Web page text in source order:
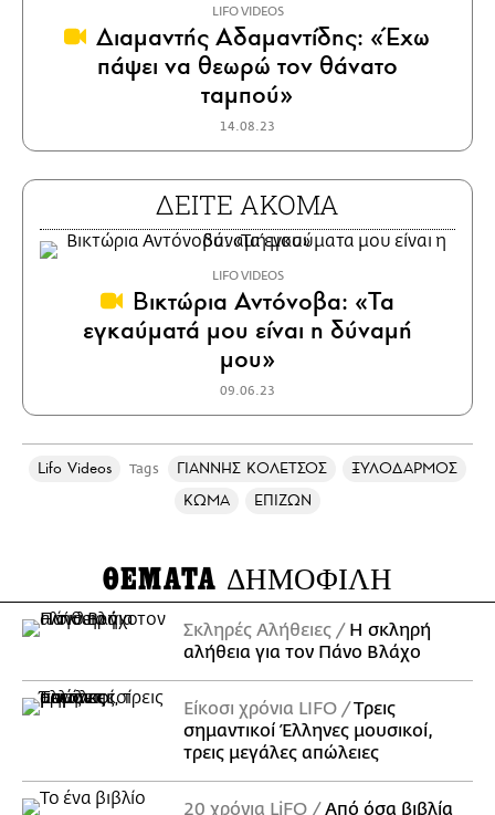
LIFO VIDEOS
Διαμαντής Αδαμαντίδης: «Έχω
πάψει να θεωρώ τον θάνατο
ταμπού»
14.08.23
ΔΕΙΤΕ ΑΚΟΜΑ
LIFO VIDEOS
Βικτώρια Αντόνοβα: «Τα
εγκαύματά μου είναι η δύναμή
μου»
09.06.23
Lifo Videos Tags ΓΙΑΝΝΗΣ ΚΟΛΕΤΣΟΣ
ΞΥΛΟΔΑΡΜΟΣ
ΚΩΜΑ
ΕΠΙΖΩΝ
ΘΕΜΑΤΑ ΔΗΜΟΦΙΛΗ
Σκληρές Αλήθειες
H σκληρή
αλήθεια για τον Πάνο Βλάχο
Είκοσι χρόνια LIFO
Tρεις
σημαντικοί Έλληνες μουσικοί,
τρεις μεγάλες απώλειες
20 χρόνια LiFO Από όσα βιβλία